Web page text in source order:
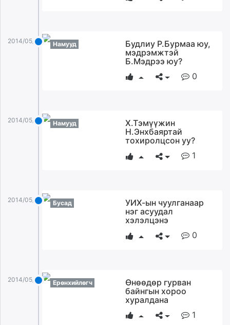
2014/05/06 Намууд
Будлиу Р.Бурмаа юу,
мэдрэмжтэй
Б.Мэдрээ юу?
0
2014/05/06 Намууд
Х.Тэмүүжин
Н.Энхбаяртай
тохиролцсон уу?
1
2014/05/06 Бусад
УИХ-ын чуулганаар
нэг асуудал
хэлэлцэнэ
0
2014/05/06 Ерөнхийлөгч
Өнөөдөр гурван
байнгын хороо
хуралдана
1